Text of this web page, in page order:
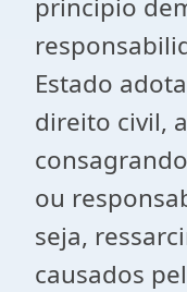
principio
Estado
direito civil,
ou
seja,
causados